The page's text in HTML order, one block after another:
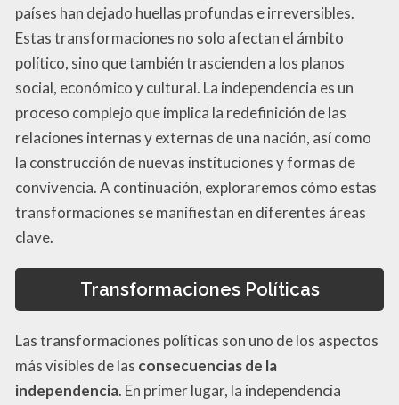
países han dejado huellas profundas e irreversibles.
Estas transformaciones no solo afectan el ámbito
político, sino que también trascienden a los planos
social, económico y cultural. La independencia es un
proceso complejo que implica la redefinición de las
relaciones internas y externas de una nación, así como
la construcción de nuevas instituciones y formas de
convivencia. A continuación, exploraremos cómo estas
transformaciones se manifiestan en diferentes áreas
clave.
Transformaciones Políticas
Las transformaciones políticas son uno de los aspectos
más visibles de las consecuencias de la
independencia. En primer lugar, la independencia